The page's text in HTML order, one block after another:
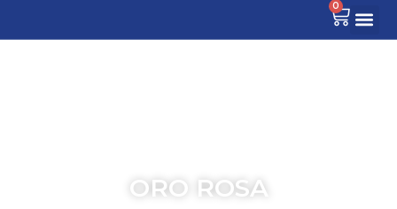
0
ORO ROSA